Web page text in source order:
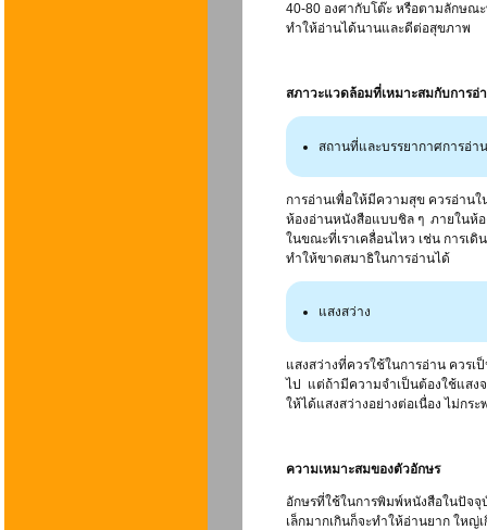
40-80 องศากับโต๊ะ หรือตามลักษณ
ทำให้อ่านได้นานและดีต่อสุขภาพ
สภาวะแวดล้อมที่เหมาะสมกับการอ่
สถานที่และบรรยากาศการอ่าน
การอ่านเพื่อให้มีความสุข ควรอ่าน
ห้องอ่านหนังสือแบบชิล ๆ ภายในห้
ในขณะที่เราเคลื่อนไหว เช่น การเ
ทำให้ขาดสมาธิในการอ่านได้
แสงสว่าง
แสงสว่างที่ควรใช้ในการอ่าน ควรเ
ไป แต่ถ้ามีความจำเป็นต้องใช้แสง
ให้ได้แสงสว่างอย่างต่อเนื่อง ไม่กร
ความเหมาะสมของตัวอักษร
อักษรที่ใช้ในการพิมพ์หนังสือในปัจ
เล็กมากเกินก็จะทำให้อ่านยาก ให